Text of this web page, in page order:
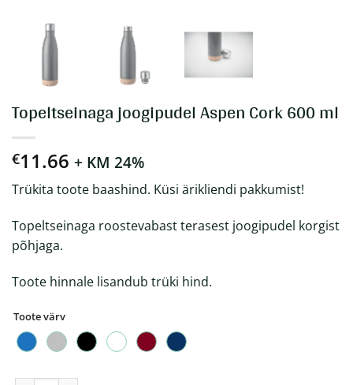
Topeltseinaga joogipudel Aspen Cork 600 ml
€11.66 + KM 24%
Trükita toote baashind. Küsi ärikliendi pakkumist!
Topeltseinaga roostevabast terasest joogipudel korgist
põhjaga.
Toote hinnale lisandub trüki hind.
Toote värv